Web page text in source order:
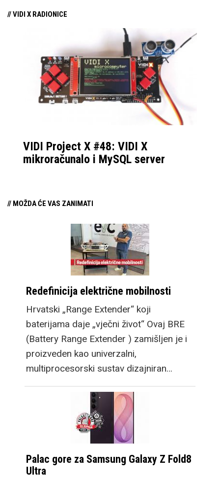
// VIDI X RADIONICE
VIDI Project X #48: VIDI X
mikroračunalo i MySQL server
// MOŽDA ĆE VAS ZANIMATI
Redefinicija električne mobilnosti
Hrvatski „Range Extender“ koji
baterijama daje „vječni život“ Ovaj BRE
(Battery Range Extender ) zamišljen je i
proizveden kao univerzalni,
multiprocesorski sustav dizajniran…
Palac gore za Samsung Galaxy Z Fold8
Ultra